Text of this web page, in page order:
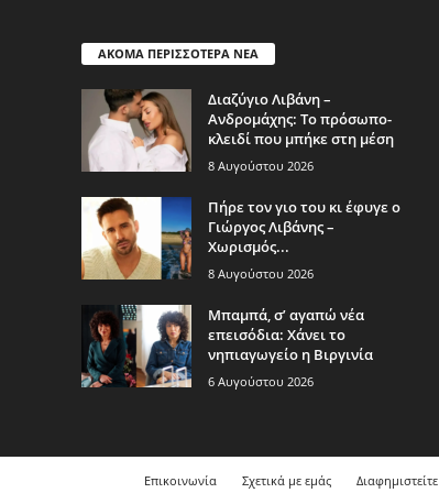
ΑΚΟΜΑ ΠΕΡΙΣΣΟΤΕΡΑ ΝΕΑ
Διαζύγιο Λιβάνη –
Ανδρομάχης: Το πρόσωπο-
κλειδί που μπήκε στη μέση
8 Αυγούστου 2026
Πήρε τον γιο του κι έφυγε ο
Γιώργος Λιβάνης –
Χωρισμός...
8 Αυγούστου 2026
Μπαμπά, σ’ αγαπώ νέα
επεισόδια: Χάνει το
νηπιαγωγείο η Βιργινία
6 Αυγούστου 2026
Επικοινωνία Σχετικά με εμάς Διαφημιστείτε